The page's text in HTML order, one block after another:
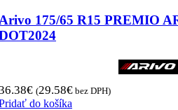
175/65 R15 PREMIO
€ (29.58€ bez DPH)
do košíka